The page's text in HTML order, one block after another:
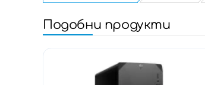
Подобни продукти